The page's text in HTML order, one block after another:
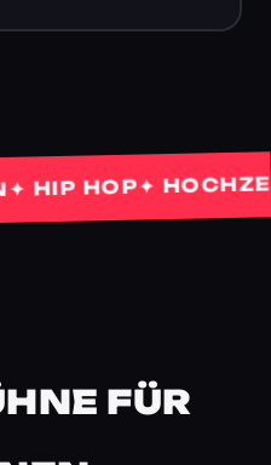
HOP✦
FÜR K